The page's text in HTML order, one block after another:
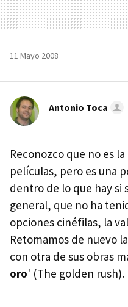
11 Mayo 2008
Antonio Toca
Reconozco que no es
películas, pero es una
dentro de lo que hay si
general, que no ha
opciones cinéfilas, la
Retomamos de nuevo
con otra de sus obras
oro' (The golden rush).